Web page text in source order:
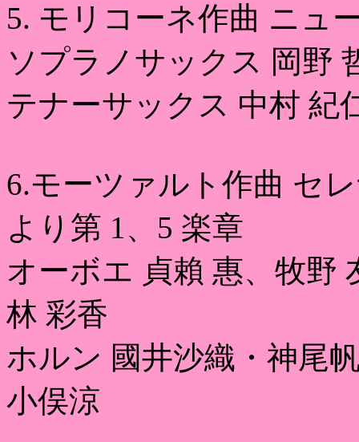
5. モリコーネ作曲 ニュ
ソプラノサックス 岡野
テナーサックス 中村 紀
6.モーツァルト作曲 セ
より第 1、5 楽章
オーボエ 貞賴 惠、牧
林 彩香
ホルン 國井沙織・神尾
小俣涼